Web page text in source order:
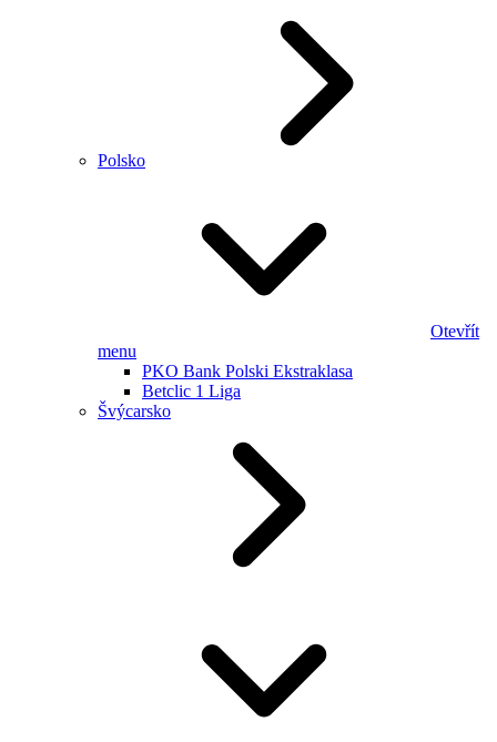
Polsko
Otevřít
menu
PKO Bank Polski Ekstraklasa
Betclic 1 Liga
Švýcarsko